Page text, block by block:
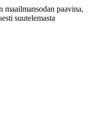
maailmansodan paavina,
suutelemasta